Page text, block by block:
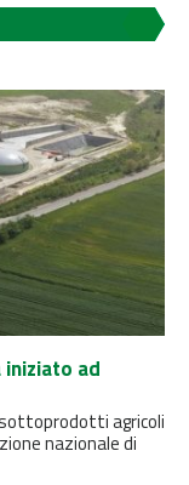
ad
agricoli
nazionale di